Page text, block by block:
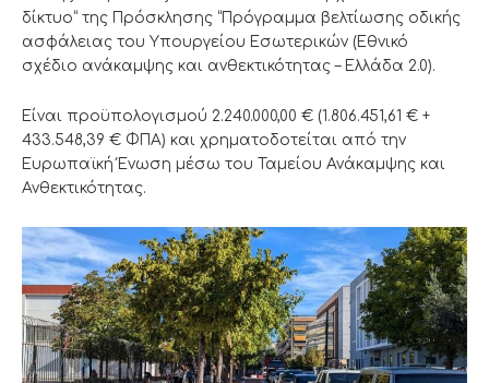
δίκτυο” της Πρόσκλησης “Πρόγραμμα βελτίωσης οδικής
ασφάλειας του Υπουργείου Εσωτερικών (Εθνικό
σχέδιο ανάκαμψης και ανθεκτικότητας – Ελλάδα 2.0).
Είναι προϋπολογισμού 2.240.000,00 € (1.806.451,61 € +
433.548,39 € ΦΠΑ) και χρηματοδοτείται από την
Ευρωπαϊκή Ένωση μέσω του Ταμείου Ανάκαμψης και
Ανθεκτικότητας.